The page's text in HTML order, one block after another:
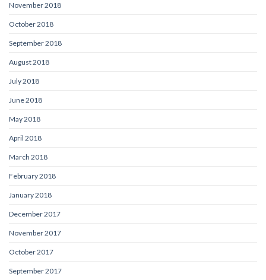
November 2018
October 2018
September 2018
August 2018
July 2018
June 2018
May 2018
April 2018
March 2018
February 2018
January 2018
December 2017
November 2017
October 2017
September 2017